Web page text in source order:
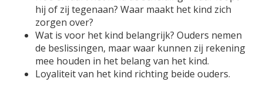
hij of zij tegenaan? Waar maakt het kind zich
zorgen over?
Wat is voor het kind belangrijk? Ouders nemen
de beslissingen, maar waar kunnen zij rekening
mee houden in het belang van het kind.
Loyaliteit van het kind richting beide ouders.